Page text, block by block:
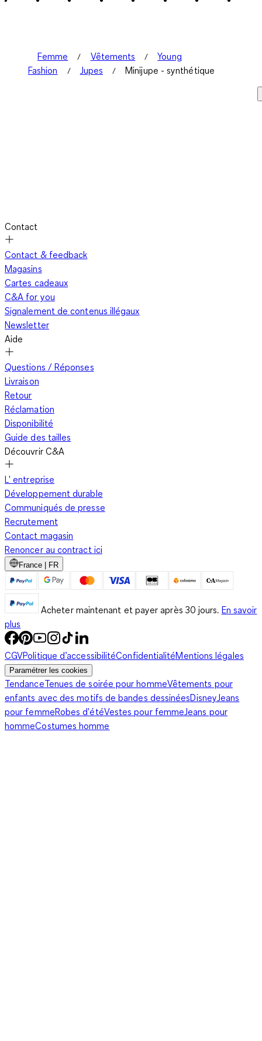
Femme Vêtements
Young
Fashion
Jupes Minijupe - synthétique
Contact
Contact & feedback
Magasins
Cartes cadeaux
C&A for you
Signalement de contenus illégaux
Newsletter
Aide
Questions / Réponses
Livraison
Retour
Réclamation
Disponibilité
Guide des tailles
Découvrir C&A
L' entreprise
Développement durable
Communiqués de presse
Recrutement
Contact magasin
Renoncer au contract ici
France | FR
Acheter maintenant et payer après 30 jours. En savoir
plus
CGVPolitique d’accessibilitéConfidentialitéMentions légales
Paramétrer les cookies
TendanceTenues de soirée pour hommeVêtements pour
enfants avec des motifs de bandes dessinéesDisneyJeans
pour femmeRobes d'étéVestes pour femmeJeans pour
hommeCostumes homme